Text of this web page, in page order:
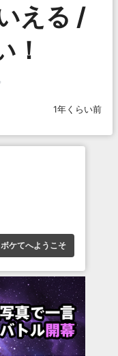
える /
！
1年くらい前
ボケてへようこそ